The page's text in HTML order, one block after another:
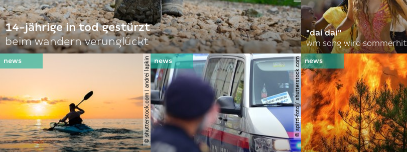
14-jährige in tod gestürzt
beim wandern verunglückt
"dai dai"
wm song wird sommerhit
© shutterstock.com | andrei lapkin © spitzi-foto / shutterstock.com